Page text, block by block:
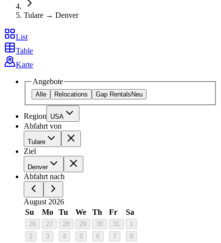
Tulare → Denver
List
Table
Karte
Angebote
Alle Relocations Gap Rentals Neu
Region USA
Abfahrt von
Tulare
Ziel
Denver
Abfahrt nach
August 2026
Su
Mo Tu We Th Fr Sa
26 27 28 29 30 31
1
2
3 4 5 6 7
8